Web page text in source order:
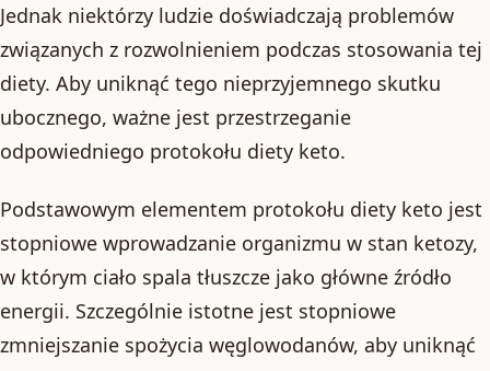
Jednak niektórzy ludzie doświadczają problemów
związanych z rozwolnieniem podczas stosowania tej
diety. Aby uniknąć tego nieprzyjemnego skutku
ubocznego, ważne jest przestrzeganie
odpowiedniego protokołu diety keto.
Podstawowym elementem protokołu diety keto jest
stopniowe wprowadzanie organizmu w stan ketozy,
w którym ciało spala tłuszcze jako główne źródło
energii. Szczególnie istotne jest stopniowe
zmniejszanie spożycia węglowodanów, aby uniknąć